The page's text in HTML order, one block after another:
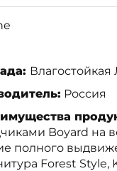
Россия
Boyard на
полного
Forest Style,